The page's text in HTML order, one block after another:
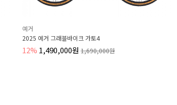
예거
2025 예거 그래블바이크 가토4
12% 1,490,000원 1,690,000원